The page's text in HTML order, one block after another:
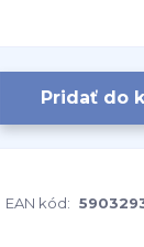
Pridať do
EAN kód: